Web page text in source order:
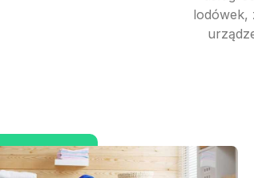
lodówek,